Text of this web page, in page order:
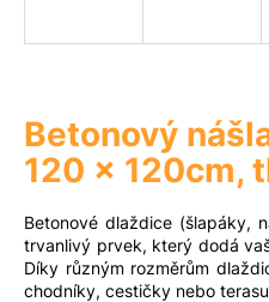
Přihlášení
Betonový
120 x 120cm,
Betonové dlaždice (šlapáky,
trvanlivý prvek, který dodá
Díky různým rozměrům
chodníky, cestičky nebo
t
?
Hledat